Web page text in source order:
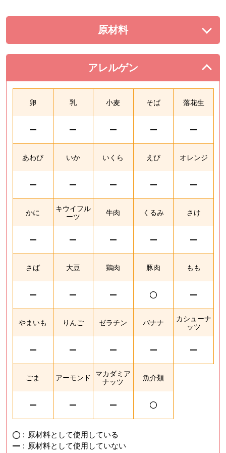
原材料を展開する。
アレルゲン
を閉じる。
卵 乳 小麦 そば 落花生
あわび いか いくら えび オレンジ
かに
キウイフル
ーツ
牛肉 くるみ さけ
さば 大豆 鶏肉 豚肉 もも
やまいも りんご ゼラチン バナナ
カシューナ
ッツ
ごま アーモンド
マカダミア
ナッツ
魚介類
: 原材料として使用している
: 原材料として使用していない